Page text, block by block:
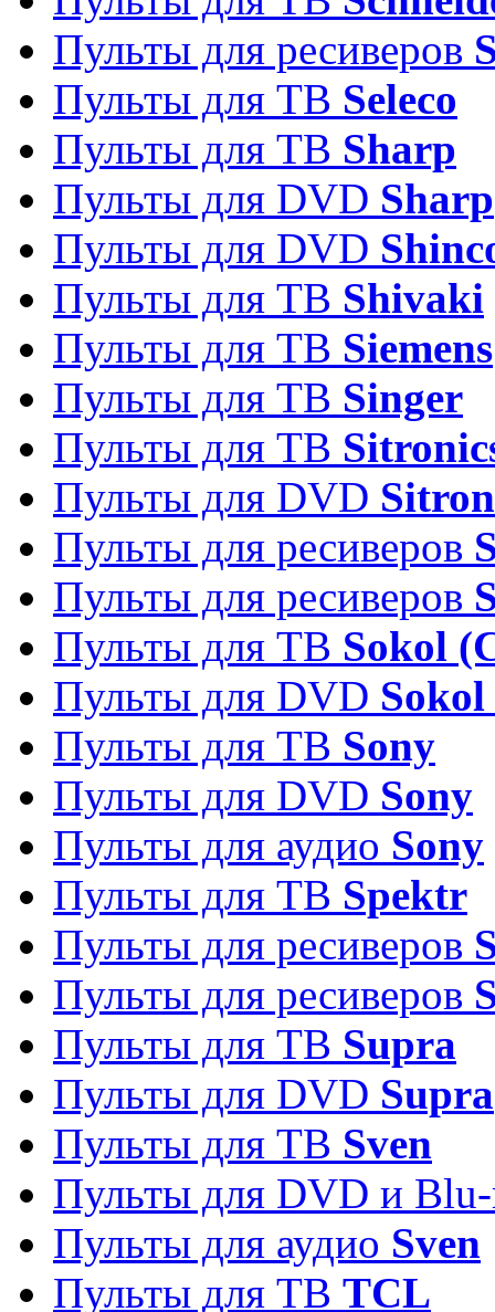
Пульты для ресиверов
Пульты для ТВ Seleco
Пульты для ТВ Sharp
Пульты для DVD Sharp
Пульты для DVD
Пульты для ТВ Shivaki
Пульты для ТВ Siemens
Пульты для ТВ Singer
Пульты для ТВ
Пульты для DVD
Пульты для ресиверов
Пульты для ресиверов
Пульты для ТВ Sokol
Пульты для DVD
Пульты для ТВ Sony
Пульты для DVD Sony
Пульты для аудио Sony
Пульты для ТВ Spektr
Пульты для ресиверов
Пульты для ресиверов
Пульты для ТВ Supra
Пульты для DVD Supra
Пульты для ТВ Sven
Пульты для DVD и
Пульты для аудио Sven
Пульты для ТВ TCL